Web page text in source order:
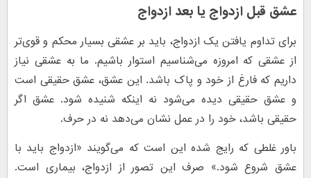
عشق قبل ازدواج یا بعد ازدواج
برای تداوم یافتن یک ازدواج، باید بر عشقی بسیار محکم و قوی‌تر
از عشقی که امروزه می‌شناسیم استوار باشیم. ما به عشقی نیاز
داریم که فارغ از خود و پاک باشد. این عشق، عشق حقیقی است
و عشق حقیقی دیده می‌شود نه اینکه شنیده شود. عشق اگر
حقیقی باشد، خود را در عمل نشان می‌دهد نه در حرف.
باور غلطی که رایج شده این است که می‌گویند «ازدواج باید با
عشق شروع شود.» صرف این تصور از ازدواج، بیماری است.